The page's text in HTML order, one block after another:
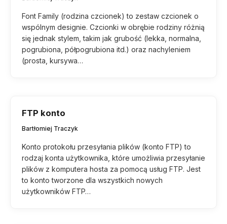
Font Family (rodzina czcionek) to zestaw czcionek o
wspólnym designie. Czcionki w obrębie rodziny różnią
się jednak stylem, takim jak grubość (lekka, normalna,
pogrubiona, półpogrubiona itd.) oraz nachyleniem
(prosta, kursywa…
FTP konto
Bartłomiej Traczyk
Konto protokołu przesyłania plików (konto FTP) to
rodzaj konta użytkownika, które umożliwia przesyłanie
plików z komputera hosta za pomocą usług FTP. Jest
to konto tworzone dla wszystkich nowych
użytkowników FTP…